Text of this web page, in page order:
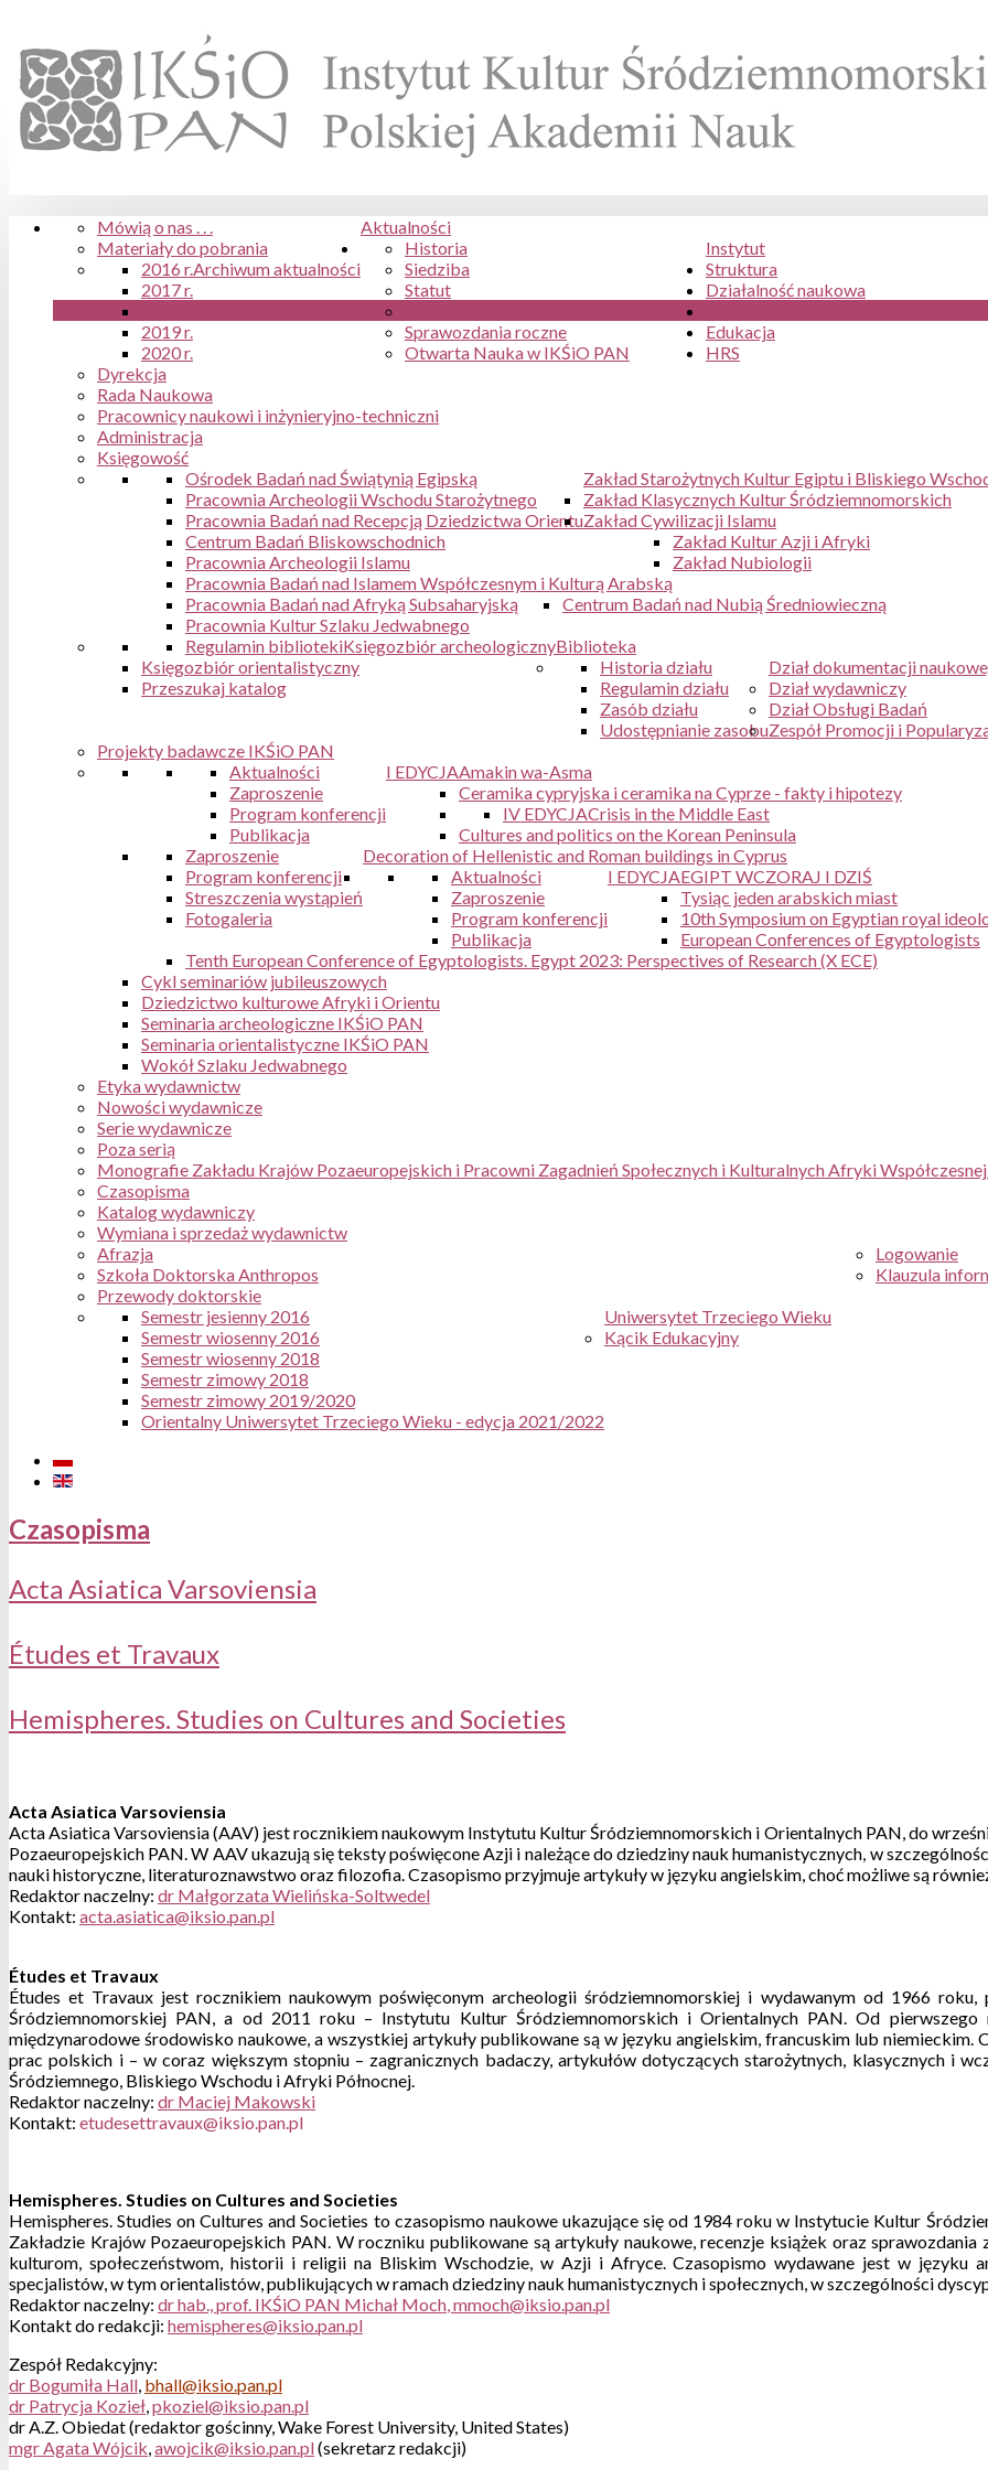
Aktualności
Mówią o nas . . .
Materiały do pobrania
Archiwum aktualności
2016 r.
2017 r.
2019 r.
2020 r.
Instytut
Historia
Siedziba
Statut
Współpraca międzynarodowa i krajowa
Sprawozdania roczne
Otwarta Nauka w IKŚiO PAN
Struktura
Dyrekcja
Rada Naukowa
Pracownicy naukowi i inżynieryjno-techniczni
Administracja
Księgowość
Zakład Starożytnych Kultur Egiptu i Bliskiego
Ośrodek Badań nad Świątynią Egipską
Pracownia Archeologii Wschodu Starożytnego
Pracownia Badań nad Recepcją Dziedzictwa Orientu
Zakład Klasycznych Kultur Śródziemnomorskich
Zakład Cywilizacji Islamu
Centrum Badań Bliskowschodnich
Pracownia Archeologii Islamu
Pracownia Badań nad Islamem Współczesnym i Kulturą Arabską
Zakład Kultur Azji i Afryki
Pracownia Badań nad Afryką Subsaharyjską
Pracownia Kultur Szlaku Jedwabnego
Zakład Nubiologii
Centrum Badań nad Nubią Średniowieczną
Biblioteka
Księgozbiór archeologiczny
Regulamin biblioteki
Księgozbiór orientalistyczny
Przeszukaj katalog
Dział dokumentacji
Historia działu
Regulamin działu
Zasób działu
Udostępnianie zasobu
Dział wydawniczy
Dział Obsługi Badań
Zespół Promocji i
Działalność naukowa
Projekty badawcze IKŚiO PAN
Amakin wa-Asma
I EDYCJA
Aktualności
Zaproszenie
Program konferencji
Publikacja
Ceramika cypryjska i ceramika na Cyprze - fakty i hipotezy
Crisis in the Middle East
IV EDYCJA
Cultures and politics on the Korean Peninsula
Decoration of Hellenistic and Roman buildings in Cyprus
Zaproszenie
Program konferencji
Streszczenia wystąpień
Fotogaleria
EGIPT WCZORAJ I DZIŚ
I EDYCJA
Aktualności
Zaproszenie
Program konferencji
Publikacja
Tysiąc jeden arabskich miast
10th Symposium on Egyptian royal
European Conferences of Egyptologists
Tenth European Conference of Egyptologists. Egypt 2023: Perspectives of Research (X ECE)
Cykl seminariów jubileuszowych
Dziedzictwo kulturowe Afryki i Orientu
Seminaria archeologiczne IKŚiO PAN
Seminaria orientalistyczne IKŚiO PAN
Wokół Szlaku Jedwabnego
Etyka wydawnictw
Nowości wydawnicze
Serie wydawnicze
Poza serią
Monografie Zakładu Krajów Pozaeuropejskich i Pracowni Zagadnień Społecznych i Kulturalnych Afryki
Czasopisma
Katalog wydawniczy
Wymiana i sprzedaż wydawnictw
Edukacja
Afrazja
Szkoła Doktorska Anthropos
Przewody doktorskie
Uniwersytet Trzeciego Wieku
Semestr jesienny 2016
Semestr wiosenny 2016
Semestr wiosenny 2018
Semestr zimowy 2018
Semestr zimowy 2019/2020
Orientalny Uniwersytet Trzeciego Wieku - edycja 2021/2022
Kącik Edukacyjny
HRS
Logowanie
Klauzula
Czasopisma
Acta Asiatica Varsoviensia
Études et Travaux
Hemispheres. Studies on Cultures and Societies
Acta Asiatica Varsoviensia
Acta Asiatica Varsoviensia (AAV) jest rocznikiem naukowym Instytutu Kultur Śródziemnomorskich i Orientalnych PAN, do
Pozaeuropejskich PAN. W AAV ukazują się teksty poświęcone Azji i należące do dziedziny nauk humanistycznych, w
nauki historyczne, literaturoznawstwo oraz filozofia. Czasopismo przyjmuje artykuły w języku angielskim, choć możliwe są
Redaktor naczelny: dr Małgorzata Wielińska-Soltwedel
Kontakt:
Études et Travaux
Études et Travaux jest rocznikiem naukowym poświęconym archeologii śródziemnomorskiej i wydawanym od 1966
Śródziemnomorskiej PAN, a od 2011 roku – Instytutu Kultur Śródziemnomorskich i Orientalnych PAN. Od
międzynarodowe środowisko naukowe, a wszystkiej artykuły publikowane są w języku angielskim, francuskim lub niemieckim.
prac polskich i – w coraz większym stopniu – zagranicznych badaczy, artykułów dotyczących starożytnych, klasycznych i
Śródziemnego, Bliskiego Wschodu i Afryki Północnej.
Redaktor naczelny: dr Maciej Makowski
Kontakt: etudesettravaux@iksio.pan.pl
Hemispheres. Studies on Cultures and Societies
Hemispheres. Studies on Cultures and Societies to czasopismo naukowe ukazujące się od 1984 roku w Instytucie Kultur
Zakładzie Krajów Pozaeuropejskich PAN. W roczniku publikowane są artykuły naukowe, recenzje książek oraz
kulturom, społeczeństwom, historii i religii na Bliskim Wschodzie, w Azji i Afryce. Czasopismo wydawane jest w języku
specjalistów, w tym orientalistów, publikujących w ramach dziedziny nauk humanistycznych i społecznych, w szczególności
Redaktor naczelny: dr hab., prof. IKŚiO PAN Michał Moch,
Kontakt do redakcji:
Zespół Redakcyjny:
dr Bogumiła Hall,
dr Patrycja Kozieł,
dr A.Z. Obiedat (redaktor gościnny, Wake Forest University, United States)
mgr Agata Wójcik, (sekretarz redakcji)